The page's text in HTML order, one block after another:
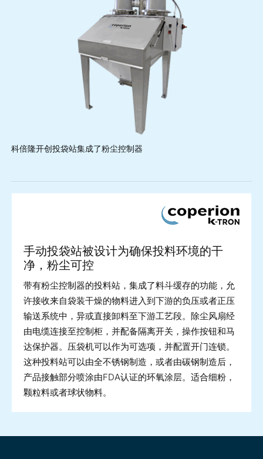
科倍隆开创投袋站集成了粉尘控制器
手动投袋站被设计为确保投料环境的干
净，粉尘可控
带有粉尘控制器的投料站，集成了料斗缓存的功能，允
许接收来自袋装干燥的物料进入到下游的负压或者正压
输送系统中，异或直接卸料至下游工艺段。除尘风扇经
由电缆连接至控制柜，并配备隔离开关，操作按钮和马
达保护器。压袋机可以作为可选项，并配置开门连锁。
这种投料站可以由全不锈钢制造，或者由碳钢制造后，
产品接触部分喷涂由FDA认证的环氧涂层。适合细粉，
颗粒料或者球状物料。